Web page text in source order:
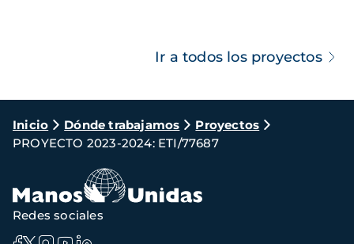
Ir a todos los proyectos
Ruta
de
navegación
Inicio Dónde trabajamos
Proyectos
PROYECTO 2023-2024: ETI/77687
Redes sociales